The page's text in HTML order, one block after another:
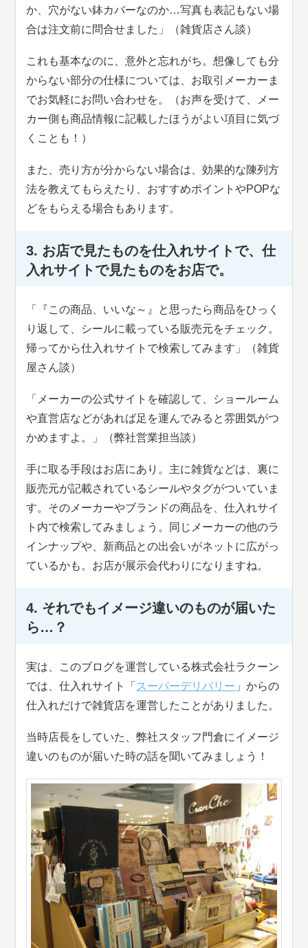
か、穴がない鉢カバーなのか…写真も表記もない場
合は注文前に問合せました」（雑貨店さん談）
これも基本なのに、意外と忘れがち。想像しても分
からない部分の仕様については、お取引メーカーま
でお気軽にお問い合わせを。（お声を受けて、メー
カー側も商品情報に記載したほうがよい項目に気づ
くことも！）
また、売り方が分からない場合は、効果的な陳列方
法を教えてもらえたり、おすすめポイントやPOPな
どをもらえる場合もあります。
3. お店で見たものを仕入れサイトで、仕
入れサイトで見たものをお店で。
「『この商品、いいな～』と思ったら商品をひっく
り返して、シールに載っている販売元をチェック。
帰ってから仕入れサイトで検索してみます」（雑貨
屋さん談）
「メーカーの公式サイトを確認して、ショールーム
や直営店などがあれば足を運んでみると雰囲気がつ
かめますよ。」（弊社営業担当談）
手に取る手段はお店にあり。主に雑貨などは、裏に
販売元が記載されているシールやタグがついていま
す。そのメーカーやブランドの商品を、仕入れサイ
ト内で検索してみましょう。同じメーカーの他のラ
インナップや、新商品との出会いがネットに広がっ
ているかも。お店が展示会代わりになりますね。
4. それでもイメージ違いのものが届いた
ら…？
実は、このブログを運営している株式会社ラクーン
では、仕入れサイト「 スーパーデリバリー 」からの
仕入れだけで雑貨店を運営したことがありました。
当時店長をしていた、弊社スタッフ門倉にイメージ
違いのものが届いた時の話を聞いてみましょう！